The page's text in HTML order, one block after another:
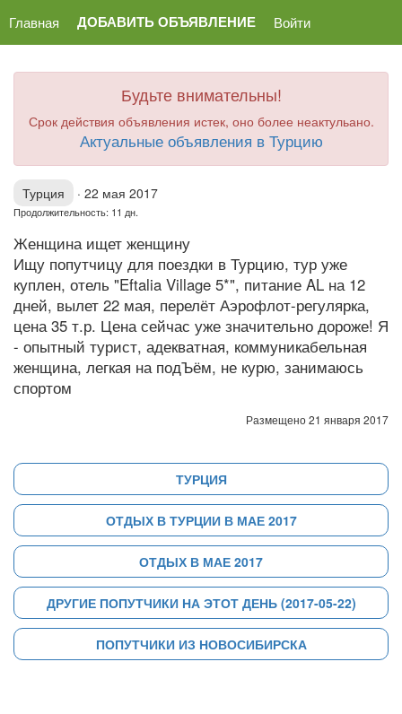
Главная ДОБАВИТЬ ОБЪЯВЛЕНИЕ Войти
Будьте внимательны!
Срок действия объявления истек, оно более неактульано.
Актуальные объявления в Турцию
Турция · 22 мая 2017
Продолжительность: 11 дн.
Женщина ищет женщину
Ищу попутчицу для поездки в Турцию, тур уже
куплен, отель "Eftalia Village 5*", питание AL на 12
дней, вылет 22 мая, перелёт Аэрофлот-регулярка,
цена 35 т.р. Цена сейчас уже значительно дороже! Я
- опытный турист, адекватная, коммуникабельная
женщина, легкая на подЪём, не курю, занимаюсь
спортом
Размещено 21 января 2017
ТУРЦИЯ
ОТДЫХ В ТУРЦИИ В МАЕ 2017
ОТДЫХ В МАЕ 2017
ДРУГИЕ ПОПУТЧИКИ НА ЭТОТ ДЕНЬ (2017-05-22)
ПОПУТЧИКИ ИЗ НОВОСИБИРСКА